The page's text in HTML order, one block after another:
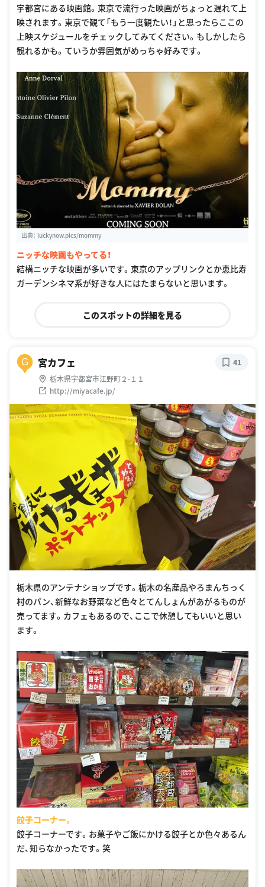
宇都宮にある映画館。東京で流行った映画がちょっと遅れて上
映されます。東京で観て「もう一度観たい！」と思ったらここの
上映スケジュールをチェックしてみてください。もしかしたら
観れるかも。ていうか雰囲気がめっちゃ好みです。
出典： luckynow.pics/mommy
ニッチな映画もやってる！
結構ニッチな映画が多いです。東京のアップリンクとか恵比寿
ガーデンシネマ系が好きな人にはたまらないと思います。
このスポットの詳細を見る
G 宮カフェ
栃木県宇都宮市江野町２-１１
http://miyacafe.jp/
41
栃木県のアンテナショップです。栃木の名産品やろまんちっく
村のパン、新鮮なお野菜など色々とてんしょんがあがるものが
売ってます。カフェもあるので、ここで休憩してもいいと思い
ます。
餃子コーナー。
餃子コーナーです。お菓子やご飯にかける餃子とか色々あるん
だ、知らなかったです。笑